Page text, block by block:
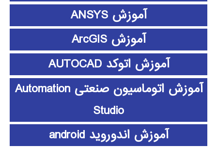
آموزش ANSYS
آموزش ArcGIS
آموزش اتوکد AUTOCAD
آموزش اتوماسیون صنعتی Automation
Studio
آموزش اندوروید android